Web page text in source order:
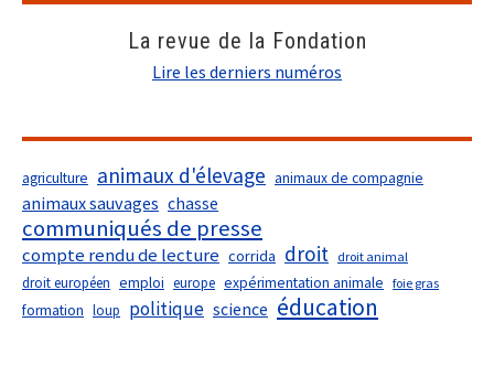
La revue de la Fondation
Lire les derniers numéros
agriculture animaux d'élevage animaux de compagnie
animaux sauvages chasse
communiqués de presse
compte rendu de lecture corrida droit droit animal
droit européen emploi europe expérimentation animale foie gras
formation loup politique science éducation